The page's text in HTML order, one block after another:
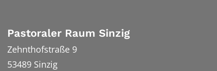
Pastoraler Raum Sinzig
Zehnthofstraße 9
53489 Sinzig